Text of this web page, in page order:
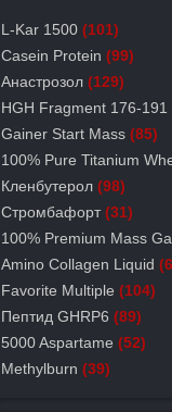
L-Kar 1500 (101)
Casein Protein (99)
Анастрозол (129)
HGH Fragment 176-191
Gainer Start Mass (85)
100% Pure Titanium
Кленбутерол (98)
Стромбафорт (31)
100% Premium Mass
Amino Collagen Liquid
Favorite Multiple (104)
Пептид GHRP6 (89)
5000 Aspartame (52)
Methylburn (39)